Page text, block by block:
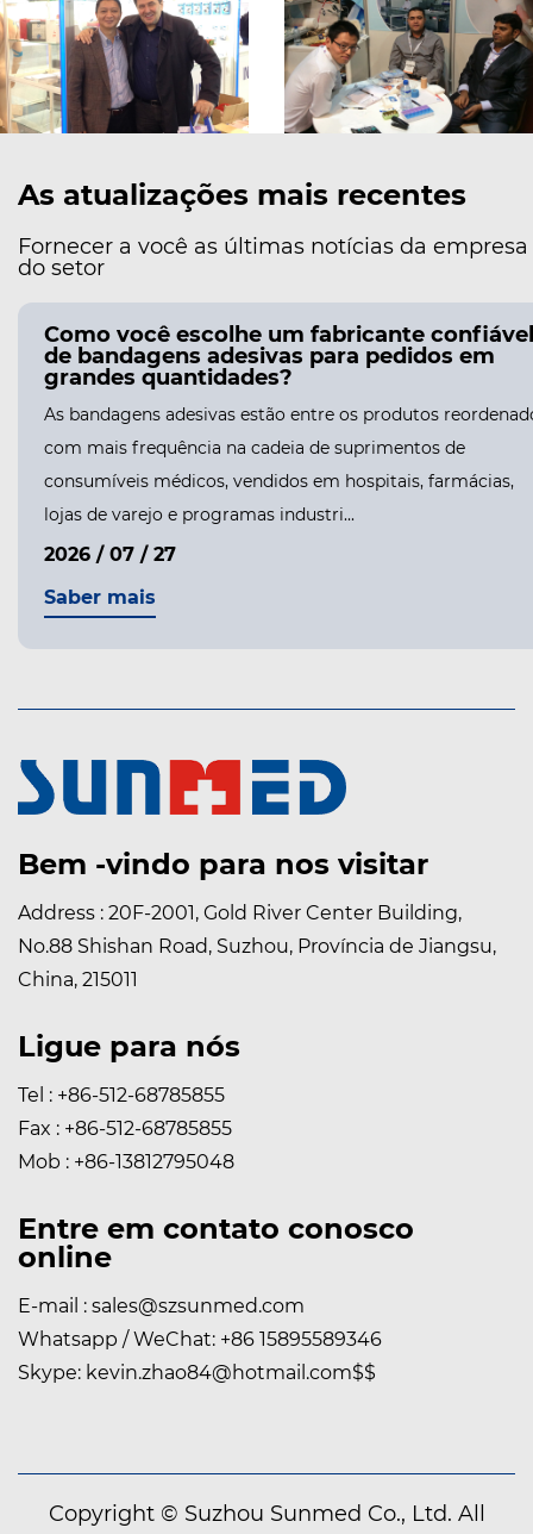
As atualizações mais recentes
Fornecer a você as últimas notícias da empresa
do setor
Como você escolhe um fabricante confiável
de bandagens adesivas para pedidos em
grandes quantidades?
As bandagens adesivas estão entre os produtos
com mais frequência na cadeia de suprimentos de
consumíveis médicos, vendidos em hospitais, farmácias,
lojas de varejo e programas industri...
2026 / 07 / 27
Saber mais
Bem -vindo para nos visitar
Address : 20F-2001, Gold River Center Building,
No.88 Shishan Road, Suzhou, Província de Jiangsu,
China, 215011
Ligue para nós
Tel : +86-512-68785855
Fax : +86-512-68785855
Mob : +86-13812795048
Entre em contato conosco
online
E-mail : sales@szsunmed.com
Whatsapp / WeChat: +86 15895589346
Skype: kevin.zhao84@hotmail.com$$
Copyright © Suzhou Sunmed Co., Ltd. All